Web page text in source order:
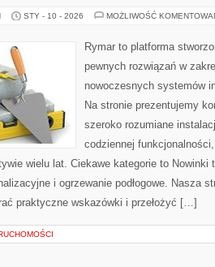
STY - 10 - 2026 MOŻLIWOŚĆ
Rymar to platforma
pewnych rozwiązań w
nowoczesnych systemów
Na stronie prezentujemy
szeroko rozumiane
codziennej
wielu lat. Ciekawe kategorie to Nowinki
i ogrzewanie podłogowe. Nasza
praktyczne wskazówki i przełożyć […]